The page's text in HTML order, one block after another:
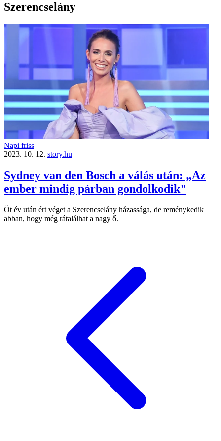
Szerencselány
Napi friss
2023. 10. 12. story.hu
Sydney van den Bosch a válás után: „Az
ember mindig párban gondolkodik"
Öt év után ért véget a Szerencselány házassága, de reménykedik
abban, hogy még rátalálhat a nagy ő.